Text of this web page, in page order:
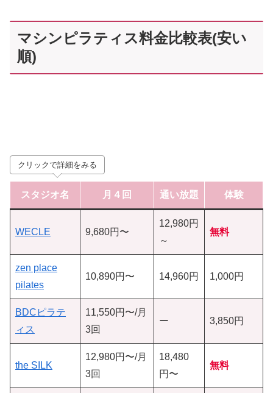
マシンピラティス料金比較表(安い
順)
クリックで詳細をみる
スタジオ名 月４回 通い放題 体験
WECLE 9,680円〜
12,980円
～
無料
zen place
pilates
10,890円〜 14,960円 1,000円
BDCピラテ
ィス
11,550円〜/月
3回
ー 3,850円
the SILK
12,980円〜/月
3回
18,480
円〜
無料